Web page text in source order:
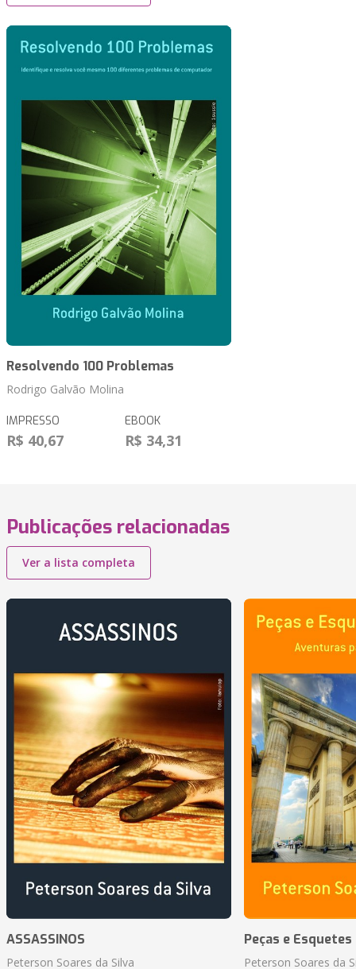
Resolvendo 100 Problemas
Rodrigo Galvão Molina
IMPRESSO
R$ 40,67
EBOOK
R$ 34,31
Publicações relacionadas
Ver a lista completa
ASSASSINOS
Peterson Soares da Silva
Peças e
Peterson Soares da